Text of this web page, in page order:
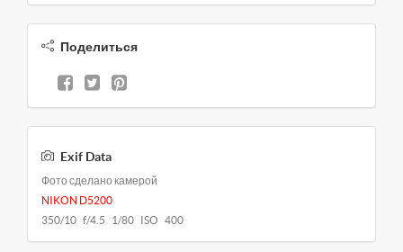
Поделиться
Exif Data
Фото сделано камерой
NIKON D5200
350/10 f/4.5 1/80 ISO 400